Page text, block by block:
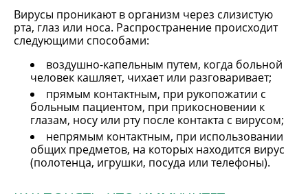
Вирусы проникают в организм через слизистую
рта, глаз или носа. Распространение происходит
следующими способами:
воздушно-капельным путем, когда больной
человек кашляет, чихает или разговаривает;
прямым контактным, при рукопожатии с
больным пациентом, при прикосновении к
глазам, носу или рту после контакта с вирусом;
непрямым контактным, при использовании
общих предметов, на которых находится вирус
(полотенца, игрушки, посуда или телефоны).